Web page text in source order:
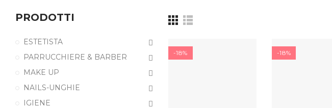
-18% -18%
PRODOTTI
ESTETISTA
PARRUCCHIERE & BARBER
MAKE UP
NAILS-UNGHIE
IGIENE